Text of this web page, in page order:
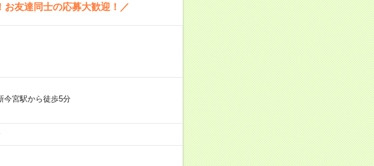
友達同士の応募大歓迎！／
今宮駅から徒歩5分